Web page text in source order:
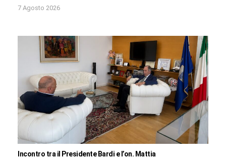
7 Agosto 2026
Incontro tra il Presidente Bardi e l’on. Mattia